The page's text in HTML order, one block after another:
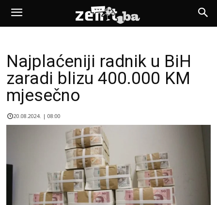
Najplaćeniji radnik u BiH
zaradi blizu 400.000 KM
mjesečno
20.08.2024. | 08:00